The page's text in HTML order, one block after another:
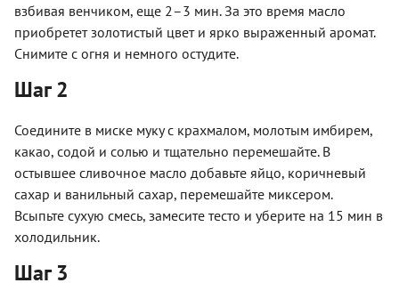
взбивая венчиком, еще 2–3 мин. За это время масло
приобретет золотистый цвет и ярко выраженный аромат.
Снимите с огня и немного остудите.
Шаг 2
Соедините в миске муку с крахмалом, молотым имбирем,
какао, содой и солью и тщательно перемешайте. В
остывшее сливочное масло добавьте яйцо, коричневый
сахар и ванильный сахар, перемешайте миксером.
Всыпьте сухую смесь, замесите тесто и уберите на 15 мин в
холодильник.
Шаг 3